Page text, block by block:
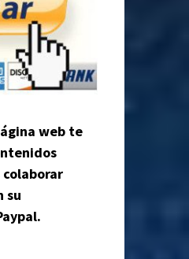
web te
su